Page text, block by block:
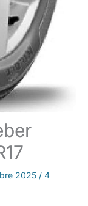
2025 / 4